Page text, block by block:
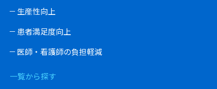
生産性向上
患者満足度向上
医師・看護師の負担軽減
一覧から探す